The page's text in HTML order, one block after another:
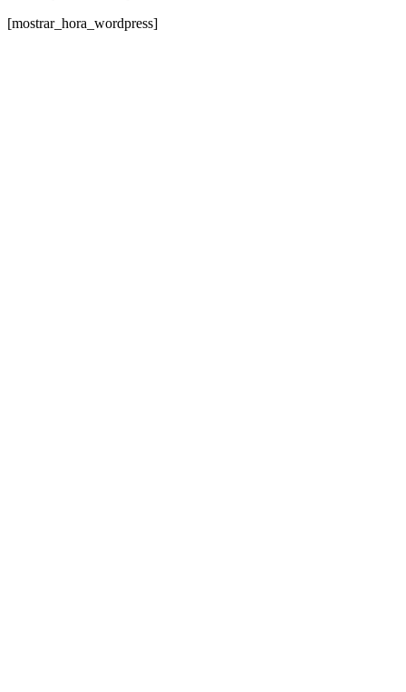
[mostrar_hora_wordpress]